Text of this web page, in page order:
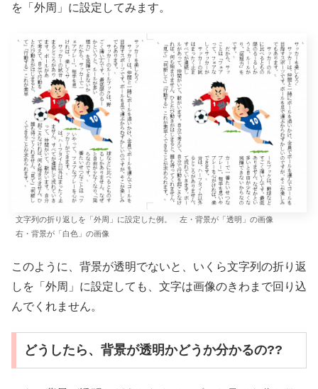
を「外周」に設定してみます。
文字列の折り返しを「外周」に設定した例。 左・背景が「透明」の画像
右・背景が「白色」の画像
このように、背景が透明でないと、いくら文字列の折り返
しを「外周」に設定しても、文字は画像のきわまで回り込
んでくれません。
どうしたら、背景が透明かどうか分かるの??